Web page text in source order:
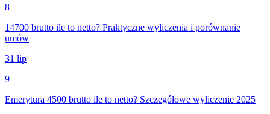
8
14700 brutto ile to netto? Praktyczne wyliczenia i porównanie
umów
31 lip
9
Emerytura 4500 brutto ile to netto? Szczegółowe wyliczenie 2025